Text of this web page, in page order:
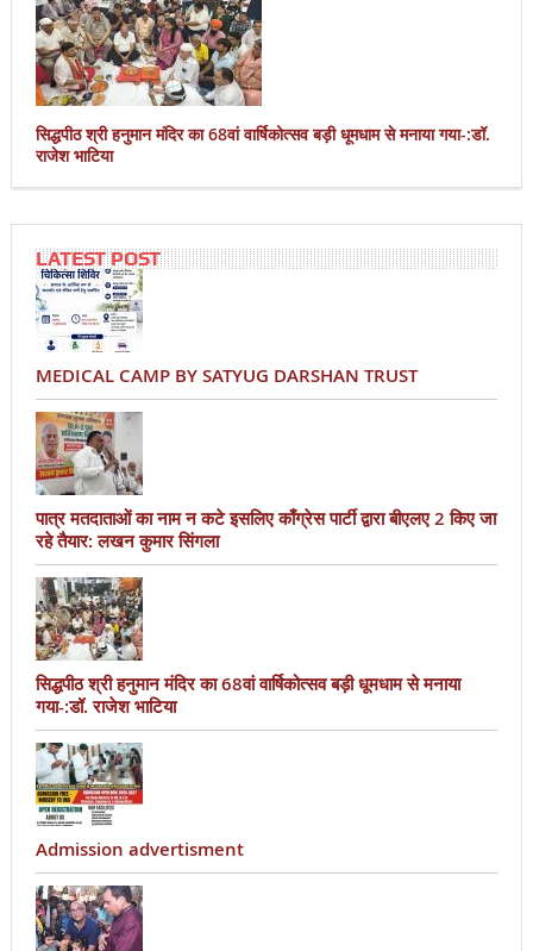
सिद्धपीठ श्री हनुमान मंदिर का 68वां वार्षिकोत्सव बड़ी धूमधाम से मनाया गया-:डॉ.
राजेश भाटिया
LATEST POST
MEDICAL CAMP BY SATYUG DARSHAN TRUST
पात्र मतदाताओं का नाम न कटे इसलिए काँग्रेस पार्टी द्वारा बीएलए 2 किए जा
रहे तैयार: लखन कुमार सिंगला
सिद्धपीठ श्री हनुमान मंदिर का 68वां वार्षिकोत्सव बड़ी धूमधाम से मनाया
गया-:डॉ. राजेश भाटिया
Admission advertisment